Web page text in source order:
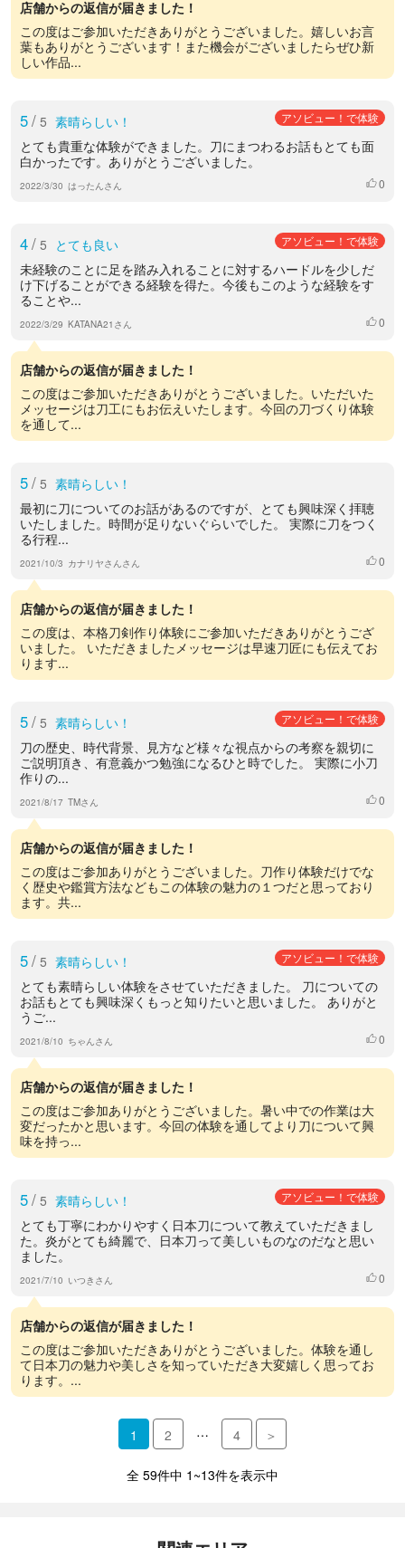
店舗からの返信が届きました！
この度はご参加いただきありがとうございました。嬉しいお言
葉もありがとうございます！また機会がございましたらぜひ新
しい作品...
5/ 5 素晴らしい！ アソビュー！で体験
とても貴重な体験ができました。刀にまつわるお話もとても面
白かったです。ありがとうございました。
2022/3/30 はったんさん いいね
0
4/ 5 とても良い アソビュー！で体験
未経験のことに足を踏み入れることに対するハードルを少しだ
け下げることができる経験を得た。今後もこのような経験をす
ることや...
2022/3/29 KATANA21さん いいね
0
店舗からの返信が届きました！
この度はご参加いただきありがとうございました。いただいた
メッセージは刀工にもお伝えいたします。今回の刀づくり体験
を通して...
5/ 5 素晴らしい！
最初に刀についてのお話があるのですが、とても興味深く拝聴
いたしました。時間が足りないぐらいでした。 実際に刀をつく
る行程...
2021/10/3 カナリヤさんさん いいね
0
店舗からの返信が届きました！
この度は、本格刀剣作り体験にご参加いただきありがとうござ
いました。 いただきましたメッセージは早速刀匠にも伝えてお
ります...
5/ 5 素晴らしい！ アソビュー！で体験
刀の歴史、時代背景、見方など様々な視点からの考察を親切に
ご説明頂き、有意義かつ勉強になるひと時でした。 実際に小刀
作りの...
2021/8/17 TMさん いいね
0
店舗からの返信が届きました！
この度はご参加ありがとうございました。刀作り体験だけでな
く歴史や鑑賞方法などもこの体験の魅力の１つだと思っており
ます。共...
5/ 5 素晴らしい！ アソビュー！で体験
とても素晴らしい体験をさせていただきました。 刀についての
お話もとても興味深くもっと知りたいと思いました。 ありがと
うご...
2021/8/10 ちゃんさん いいね
0
店舗からの返信が届きました！
この度はご参加ありがとうございました。暑い中での作業は大
変だったかと思います。今回の体験を通してより刀について興
味を持っ...
5/ 5 素晴らしい！ アソビュー！で体験
とても丁寧にわかりやすく日本刀について教えていただきまし
た。炎がとても綺麗で、日本刀って美しいものなのだなと思い
ました。
2021/7/10 いつきさん いいね
0
店舗からの返信が届きました！
この度はご参加いただきありがとうございました。体験を通し
て日本刀の魅力や美しさを知っていただき大変嬉しく思ってお
ります。...
1 2 … 4 ＞
全 59件中 1~13件を表示中